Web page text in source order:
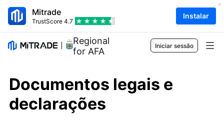
Mitrade
TrustScore 4.7
Instalar
Regional Sponsor
for AFA
Iniciar sessão
Forex
Matérias-primas
Trading
Plataforma de negociação
Ferramentas de mercado
Documentos legais e
declarações